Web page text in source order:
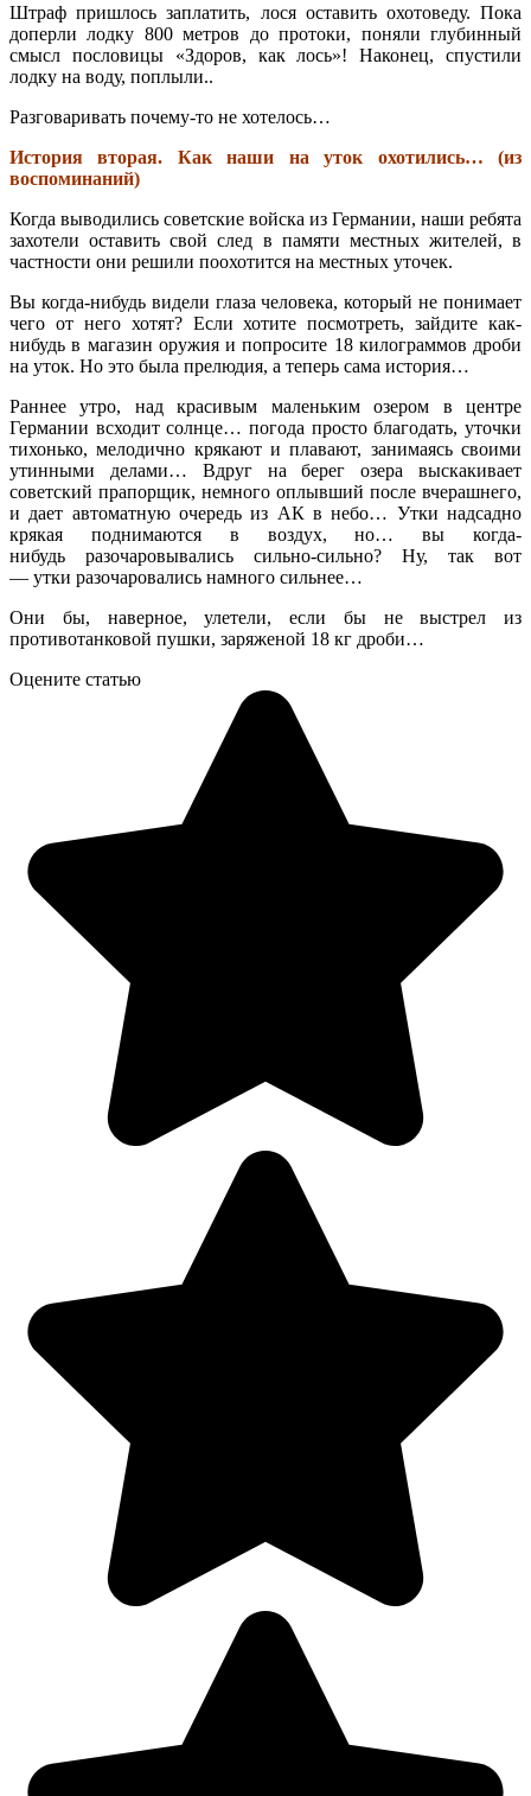
Штраф пришлось заплатить, лося оставить охотоведу. Пока
доперли лодку 800 метров до протоки, поняли глубинный
смысл пословицы «Здоров, как лось»! Наконец, спустили
лодку на воду, поплыли..
Разговаривать почему-то не хотелось…
История вторая. Как наши на уток охотились… (из
воспоминаний)
Когда выводились советские войска из Германии, наши ребята
захотели оставить свой след в памяти местных жителей, в
частности они решили поохотится на местных уточек.
Вы когда-нибудь видели глаза человека, который не понимает
чего от него хотят? Если хотите посмотреть, зайдите как-
нибудь в магазин оружия и попросите 18 килограммов дроби
на уток. Но это была прелюдия, а теперь сама история…
Раннее утро, над красивым маленьким озером в центре
Германии всходит солнце… погода просто благодать, уточки
тихонько, мелодично крякают и плавают, занимаясь своими
утинными делами… Вдруг на берег озера выскакивает
советский прапорщик, немного оплывший после вчерашнего,
и дает автоматную очередь из АК в небо… Утки надсадно
крякая поднимаются в воздух, но… вы когда-
нибудь разочаровывались сильно-сильно? Ну, так вот
— утки разочаровались намного сильнее…
Они бы, наверное, улетели, если бы не выстрел из
противотанковой пушки, заряженой 18 кг дроби…
Оцените статью